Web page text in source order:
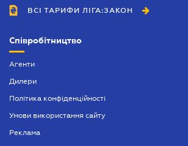
ВСІ ТАРИФИ ЛІГА:ЗАКОН
Співробітництво
Агенти
Дилери
Політика конфіденційності
Умови використання сайту
Реклама